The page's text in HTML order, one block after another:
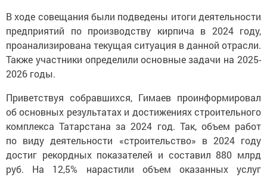
В ходе совещания были подведены итоги деятельности
предприятий по производству кирпича в 2024 году,
проанализирована текущая ситуация в данной отрасли.
Также участники определили основные задачи на 2025-
2026 годы.
Приветствуя собравшихся, Гимаев проинформировал
об основных результатах и достижениях строительного
комплекса Татарстана за 2024 год. Так, объем работ
по виду деятельности «строительство» в 2024 году
достиг рекордных показателей и составил 880 млрд
руб. На 12,5% нарастили объем оказанных услуг